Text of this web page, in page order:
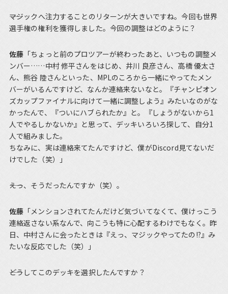
――マジックへ注力することのリターンが大きいですね。今回も世界
選手権の権利を獲得しました。今回の調整はどのように？
佐藤 「ちょっと前のプロツアーが終わったあと、いつもの調整メ
ンバー……中村 修平さんをはじめ、井川 良彦さん、高橋 優太さ
ん、熊谷 陸さんといった、MPLのころから一緒にやってたメン
バーがいるんですけど、なんか連絡来ないなと。『チャンピオン
ズカップファイナルに向けて一緒に調整しよう』みたいなのがな
かったんで、『ついにハブられたか』と。『しょうがないから1
人でやるしかないか』と思って、デッキいろいろ探して、自分1
人で組みました。
ちなみに、実は連絡来てたんですけど、僕がDiscord見てないだ
けでした（笑）」
――えっ、そうだったんですか（笑）。
佐藤 「メンションされてたんだけど気づいてなくて、僕けっこう
連絡返さない系なんで、向こうも特に心配するわけでもなく。昨
日、中村さんに会ったときは『えっ、マジックやってたの!?』み
たいな反応でした（笑）」
――どうしてこのデッキを選択したんですか？